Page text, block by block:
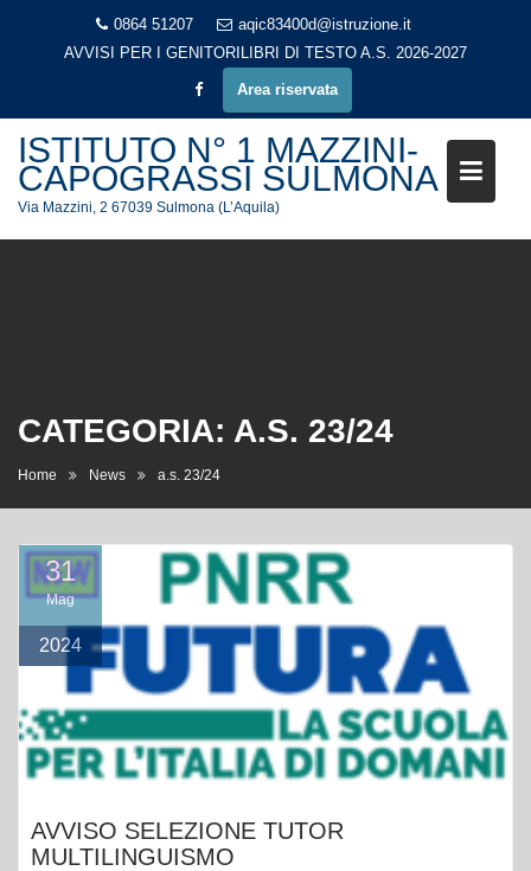
0864 51207
aqic83400d@istruzione.it
AVVISI PER I GENITORI LIBRI DI TESTO A.S. 2026-2027
Area riservata
ISTITUTO N° 1 MAZZINI-
CAPOGRASSI SULMONA
Via Mazzini, 2 67039 Sulmona (L’Aquila)
CATEGORIA: A.S. 23/24
Home News a.s. 23/24
31
Mag
2024
AVVISO SELEZIONE TUTOR
MULTILINGUISMO